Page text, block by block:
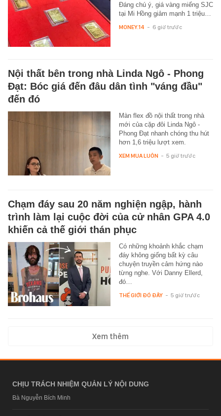
Đáng chú ý, giá vàng miếng SJC
tại Mi Hồng giảm mạnh 1 triệu…
MONEY.14 - 6 giờ trước
Nội thất bên trong nhà Linda Ngô - Phong
Đạt: Bóc giá đến đâu dân tình "váng đầu"
đến đó
Màn flex đồ nội thất trong nhà
mới của cặp đôi Linda Ngô -
Phong Đạt nhanh chóng thu hút
hơn 1,6 triệu lượt xem.
XEM MUA LUÔN - 5 giờ trước
Chạm đáy sau 20 năm nghiện ngập, hành
trình làm lại cuộc đời của cử nhân GPA 4.0
khiến cả thế giới thán phục
Có những khoảnh khắc chạm
đáy không giống bất kỳ câu
chuyện truyền cảm hứng nào
từng nghe. Với Danny Ellerd,
đó…
THẾ GIỚI ĐÓ ĐÂY - 5 giờ trước
Xem thêm
CHỊU TRÁCH NHIỆM QUẢN LÝ NỘI DUNG
Bà Nguyễn Bích Minh